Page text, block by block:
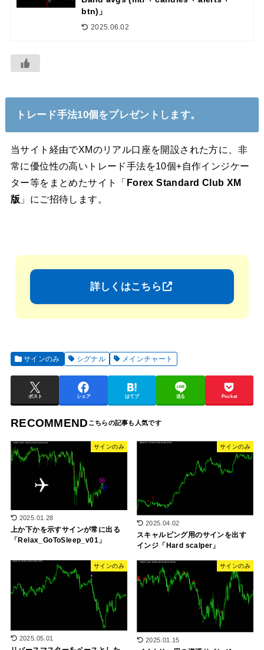
btn)」
2025.06.02
トレード手法10個をプレゼントします。
当サイト経由でXMのリアル口座を開設された方に、非
常に優位性の高いトレード手法を10個+自作インジケー
ター等をまとめたサイト「 Forex Standard Club XM
版 」にご招待します。
詳しくはこちら
サインのみ シグナル メインチャート
ポスト シェア はてブ 送る Pocket
RECOMMEND
サインのみ
2025.01.28
上か下かを示すサインが常に出る
「Relax_GoToSleep_v01」
サインのみ
2025.04.02
スキャルピング用のサインを出す
インジ「Hard scalper」
サインのみ
2025.05.01
サインのみ
2025.01.15